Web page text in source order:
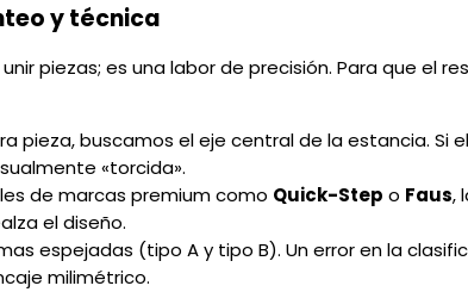
y técnica
piezas; es una labor de precisión. Para que el
pieza, buscamos el eje central de la estancia.
«torcida».
de marcas premium como Quick-Step o Faus,
el diseño.
espejadas (tipo A y tipo B). Un error en la
milimétrico.